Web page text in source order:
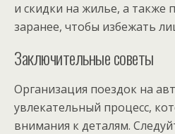
и скидки на жилье, а также
заранее, чтобы избежать
Заключительные советы
Организация поездок на
увлекательный процесс,
внимания к деталям.